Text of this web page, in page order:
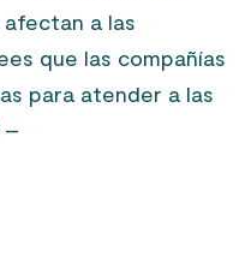
a las
que las compañías
para atender a las
–